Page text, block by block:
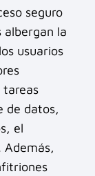
seguro
albergan la
usuarios
tareas
de datos,
el